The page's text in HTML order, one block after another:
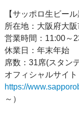
【サッポロ生ビー
所在地：大阪府大
営業時間：11:00～
休業日：年末年始
席数：31席(スタン
オフィシャルサイト
https://
～）